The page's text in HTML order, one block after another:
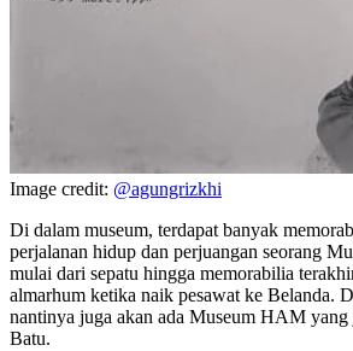
Image credit: @agungrizkhi
Di dalam museum, terdapat banyak
perjalanan hidup dan perjuangan seorang
mulai dari sepatu hingga memorabilia
almarhum ketika naik pesawat ke Belanda.
nantinya juga akan ada Museum HAM
Batu.